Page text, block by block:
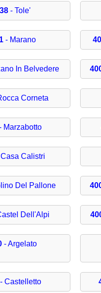
- Tole'
- Marano
In Belvedere
Corneta
Marzabotto
Calistri
Del Pallone
Dell'Alpi
- Argelato
Castelletto